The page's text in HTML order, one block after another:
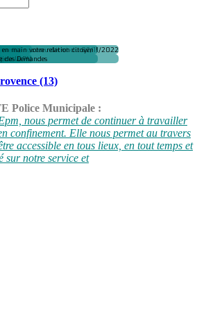
ePM
!
au nouveau décret du 02/11/2022
à la PM
en main votre relation citoyen !
des Demandes
(13)
Police Municipale :
nous permet de continuer à travailler
confinement. Elle nous permet au travers
accessible en tous lieux, en tout temps et
sur notre service et